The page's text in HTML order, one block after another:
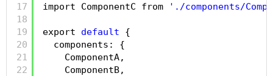
17
18
19
20
21
22
import ComponentC from
'./components/
export default
{
components: {
ComponentA,
ComponentB,